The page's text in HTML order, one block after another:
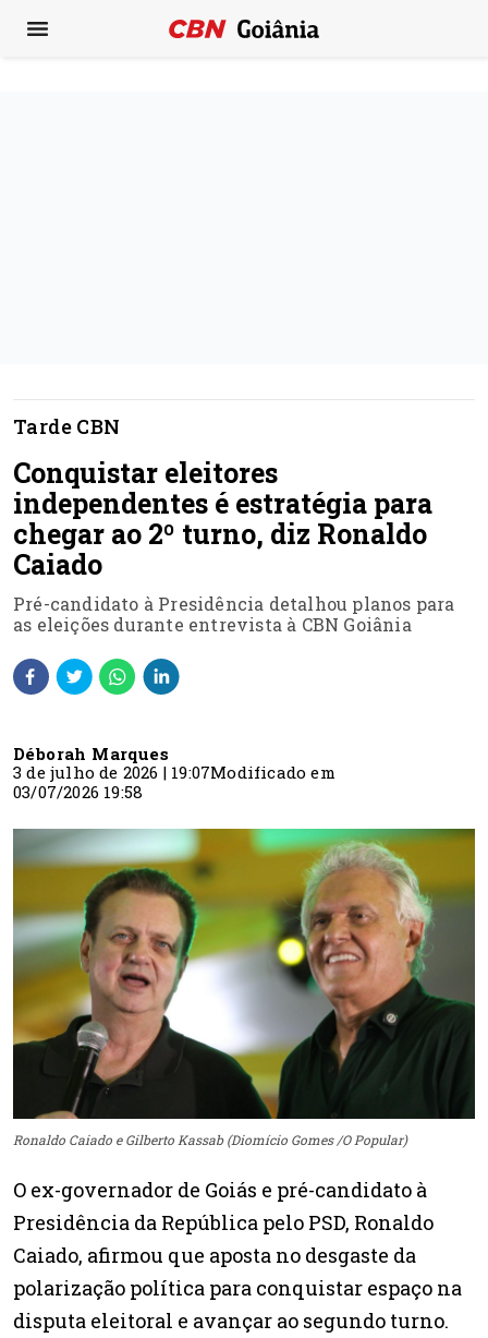
Tarde CBN
Conquistar eleitores
independentes é estratégia para
chegar ao 2º turno, diz Ronaldo
Caiado
Pré-candidato à Presidência detalhou planos para
as eleições durante entrevista à CBN Goiânia
Déborah Marques
3 de julho de 2026 | 19:07Modificado em
03/07/2026 19:58
Ronaldo Caiado e Gilberto Kassab (Diomício Gomes /O Popular)
O ex-governador de Goiás e pré-candidato à
Presidência da República pelo PSD, Ronaldo
Caiado, afirmou que aposta no desgaste da
polarização política para conquistar espaço na
disputa eleitoral e avançar ao segundo turno.